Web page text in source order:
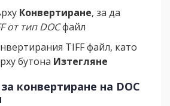
Конвертиране, за да
от тип DOCфайл
TIFF файл, като
бутона Изтегляне
конвертиране на DOC